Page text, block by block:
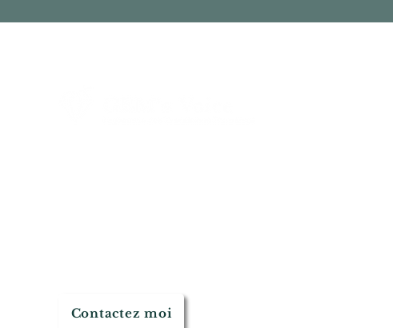
Contactez moi